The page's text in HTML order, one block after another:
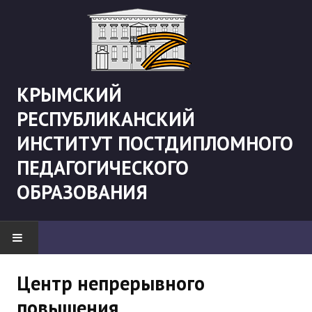
КРЫМСКИЙ
РЕСПУБЛИКАНСКИЙ
ИНСТИТУТ ПОСТДИПЛОМНОГО
ПЕДАГОГИЧЕСКОГО
ОБРАЗОВАНИЯ
"Боевая" русистика
Центр непрерывного